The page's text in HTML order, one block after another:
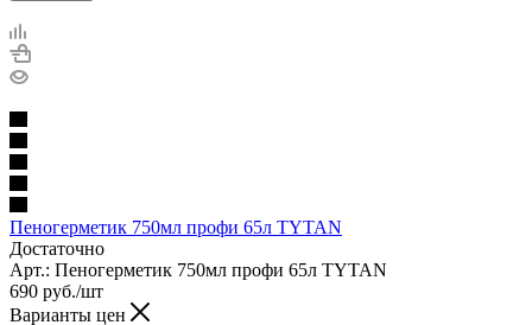
Пеногерметик 750мл профи 65л TYTAN
Достаточно
Арт.: Пеногерметик 750мл профи 65л TYTAN
690 руб./шт
Варианты цен